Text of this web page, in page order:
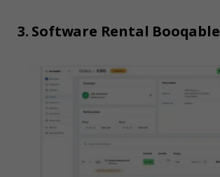
3. Software Rental Booqable